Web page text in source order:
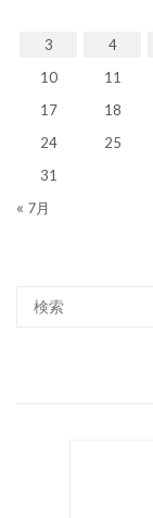
3
4
10
11
17
18
24
25
31
« 7月